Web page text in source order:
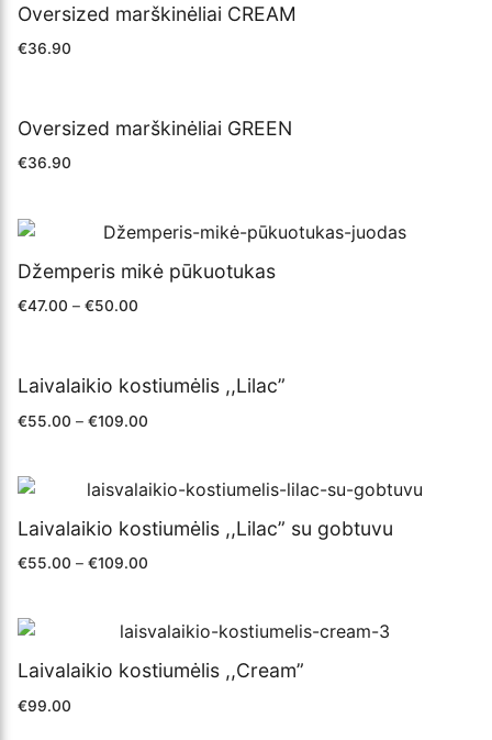
Oversized marškinėliai CREAM
€36.90
Oversized marškinėliai GREEN
€36.90
Džemperis mikė pūkuotukas
€47.00 – €50.00
Laivalaikio kostiumėlis ,,Lilac”
€55.00 – €109.00
Laivalaikio kostiumėlis ,,Lilac” su gobtuvu
€55.00 – €109.00
Laivalaikio kostiumėlis ,,Cream”
€99.00